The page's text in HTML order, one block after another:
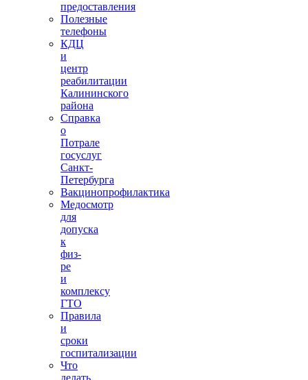
предоставления
Полезные
телефоны
КДЦ
и
центр
реабилитации
Калининского
района
Справка
о
Потрале
госуслуг
Санкт-
Петербурга
Вакцинопрофилактика
Медосмотр
для
допуска
к
физ-
ре
и
комплексу
ГТО
Правила
и
сроки
госпитализации
Что
делать,